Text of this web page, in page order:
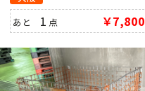
あと 1 点 ￥7,800